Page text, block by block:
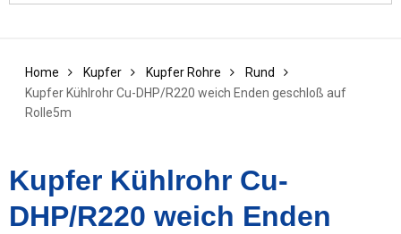
Home Kupfer Kupfer Rohre
Rund
Kupfer Kühlrohr Cu-DHP/R220 weich Enden geschloß auf
Rolle5m
Kupfer Kühlrohr Cu-
DHP/R220 weich Enden